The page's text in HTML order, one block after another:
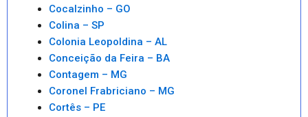
Cocalzinho – GO
Colina – SP
Colonia Leopoldina – AL
Conceição da Feira – BA
Contagem – MG
Coronel Frabriciano – MG
Cortês – PE